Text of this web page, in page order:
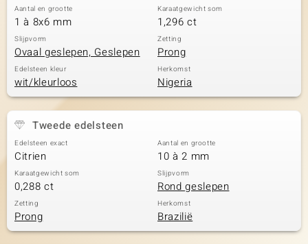
Aantal en grootte
1 à 8x6 mm
Karaatgewicht som
1,296 ct
Slijpvorm
Ovaal geslepen, Geslepen
Zetting
Prong
Edelsteen kleur
wit/kleurloos
Herkomst
Nigeria
Tweede edelsteen
Edelsteen exact
Citrien
Aantal en grootte
10 à 2 mm
Karaatgewicht som
0,288 ct
Slijpvorm
Rond geslepen
Zetting
Prong
Herkomst
Brazilië